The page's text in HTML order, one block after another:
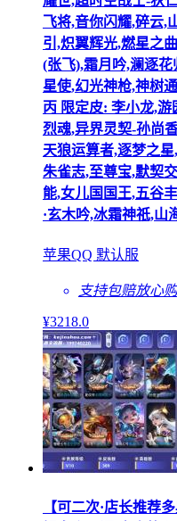
飞将,音你闪耀,碎云,
引,炽翼辉光,燃星之
(张飞),霜月吟,澜逐花
星使,幻光神枪,神树
丙 限定皮: 李小龙,
烈魂,异界灵契-孙尚
天狼运算者,逐梦之
朱雀志,至尊宝,默契
能,女儿国国王,五谷
·玄木吟,冰霜神祇,山
苹果QQ 默认服
支持包赔放心购
¥3218.0
【可二次·店长推荐